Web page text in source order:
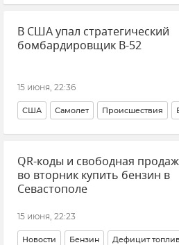
В мире
В США упал стратегический
бомбардировщик B-52
15 июня, 22:36
США Самолет Происшествия
Авиакатастрофа Новости В мире
QR-коды и свободная
во вторник купить бензин в
Севастополе
15 июня, 22:23
Новости Бензин Дефицит